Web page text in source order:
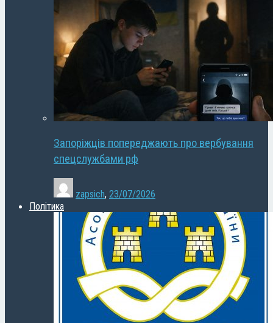
Запоріжців попереджають про вербування
спецслужбами рф
zapsich, 23/07/2026
Політика